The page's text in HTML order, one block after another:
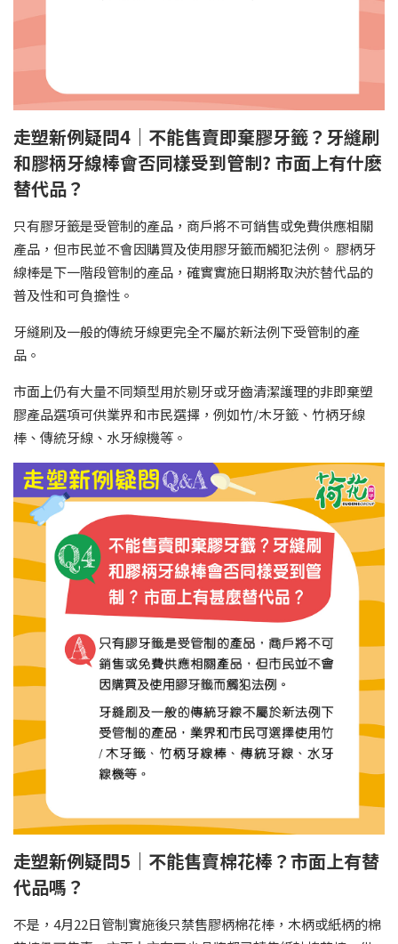
走塑新例疑問4｜不能售賣即棄膠牙籤？牙縫刷
和膠柄牙線棒會否同樣受到管制? 市面上有什麽
替代品？
只有膠牙籤是受管制的產品，商戶將不可銷售或免費供應相關
產品，但市民並不會因購買及使用膠牙籤而觸犯法例。 膠柄牙
線棒是下一階段管制的產品，確實實施日期將取決於替代品的
普及性和可負擔性。
牙縫刷及一般的傳統牙線更完全不屬於新法例下受管制的產
品。
市面上仍有大量不同類型用於剔牙或牙齒清潔護理的非即棄塑
膠產品選項可供業界和市民選擇，例如竹/木牙籤、竹柄牙線
棒、傳統牙線、水牙線機等。
走塑新例疑問5｜不能售賣棉花棒？市面上有替
代品嗎？
不是，4月22日管制實施後只禁售膠柄棉花棒，木柄或紙柄的棉